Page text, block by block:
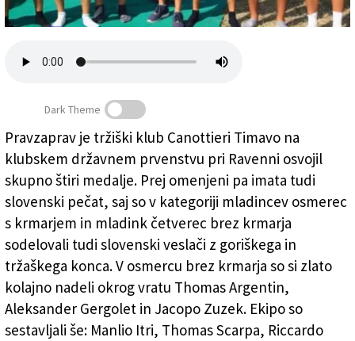
Založnik
Slovenski zlati veslači kluba Timavo
Dark Theme
Pravzaprav je tržiški klub Canottieri Timavo na
klubskem državnem prvenstvu pri Ravenni osvojil
skupno štiri medalje. Prej omenjeni pa imata tudi
slovenski pečat, saj so v kategoriji mladincev osmerec
s krmarjem in mladink četverec brez krmarja
sodelovali tudi slovenski veslači z goriškega in
tržaškega konca. V osmercu brez krmarja so si zlato
kolajno nadeli okrog vratu Thomas Argentin,
Aleksander Gergolet in Jacopo Zuzek. Ekipo so
sestavljali še: Manlio Itri, Thomas Scarpa, Riccardo